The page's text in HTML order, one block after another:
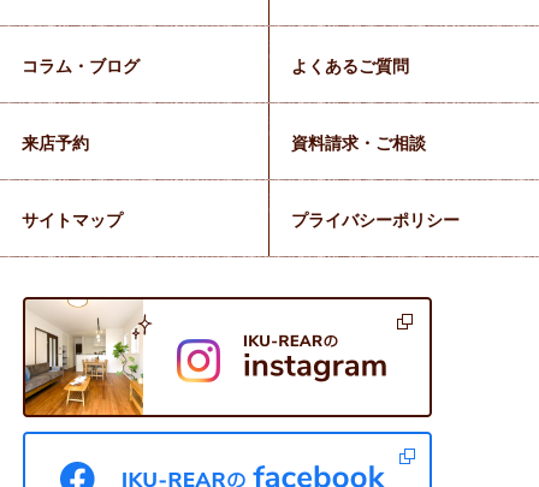
コラム・ブログ よくあるご質問
来店予約 資料請求・ご相談
サイトマップ プライバシーポリシー